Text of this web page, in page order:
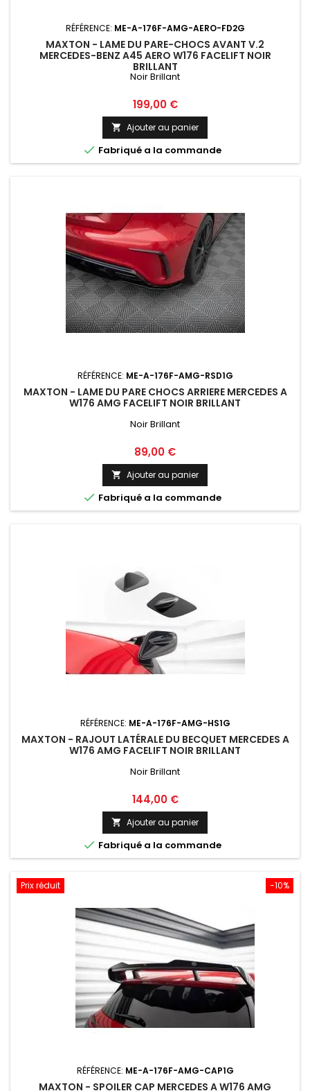
RÉFÉRENCE: ME-A-176F-AMG-AERO-FD2G
MAXTON - LAME DU PARE-CHOCS AVANT V.2
MERCEDES-BENZ A45 AERO W176 FACELIFT NOIR
BRILLANT
Noir Brillant
Prix
199,00 €
 Ajouter au panier
 Fabriqué a la commande
RÉFÉRENCE: ME-A-176F-AMG-RSD1G
MAXTON - LAME DU PARE CHOCS ARRIERE MERCEDES A
W176 AMG FACELIFT NOIR BRILLANT
Noir Brillant
Prix
89,00 €
 Ajouter au panier
 Fabriqué a la commande
RÉFÉRENCE: ME-A-176F-AMG-HS1G
MAXTON - RAJOUT LATÉRALE DU BECQUET MERCEDES A
W176 AMG FACELIFT NOIR BRILLANT
Noir Brillant
Prix
144,00 €
 Ajouter au panier
 Fabriqué a la commande
-10%
Prix réduit
RÉFÉRENCE: ME-A-176F-AMG-CAP1G
MAXTON - SPOILER CAP MERCEDES A W176 AMG